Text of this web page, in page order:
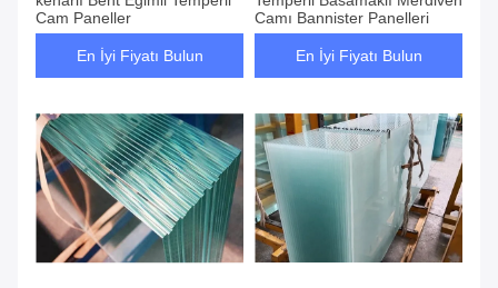
Cam Paneller
En İyi Fiyatı Bulun
Camı Bannister Panelleri
En İyi Fiyatı Bulun